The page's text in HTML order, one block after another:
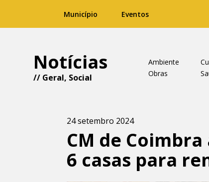
Município Eventos
Notícias
// Geral, Social
Ambiente
Obras
24 setembro 2024
CM de
6 casas para